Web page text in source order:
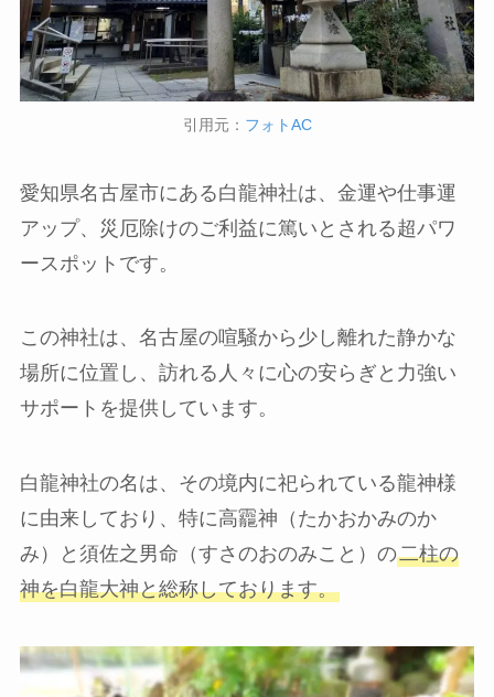
引用元： フォトAC
愛知県名古屋市にある白龍神社は、金運や仕事運
アップ、災厄除けのご利益に篤いとされる超パワ
ースポットです。
この神社は、名古屋の喧騒から少し離れた静かな
場所に位置し、訪れる人々に心の安らぎと力強い
サポートを提供しています。
白龍神社の名は、その境内に祀られている龍神様
に由来しており、特に高龗神（たかおかみのか
み）と須佐之男命（すさのおのみこと）の二柱の
神を白龍大神と総称しております。